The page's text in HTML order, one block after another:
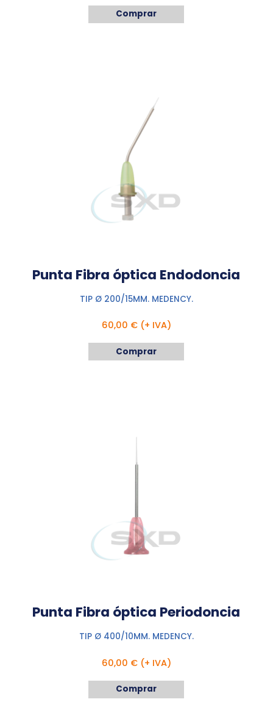
Comprar
Punta Fibra óptica Endodoncia
TIP Ø 200/15MM. MEDENCY.
60,00 € (+ IVA)
Comprar
Punta Fibra óptica Periodoncia
TIP Ø 400/10MM. MEDENCY.
60,00 € (+ IVA)
Comprar